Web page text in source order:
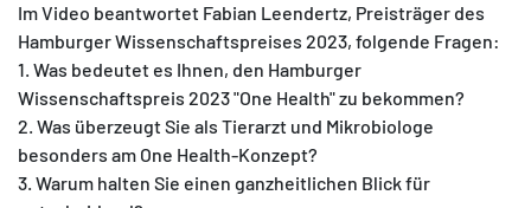
Im Video beantwortet Fabian Leendertz, Preisträger des
Hamburger Wissenschaftspreises 2023, folgende Fragen:
1. Was bedeutet es Ihnen, den Hamburger
Wissenschaftspreis 2023 "One Health" zu bekommen?
2. Was überzeugt Sie als Tierarzt und Mikrobiologe
besonders am One Health-Konzept?
3. Warum halten Sie einen ganzheitlichen Blick für